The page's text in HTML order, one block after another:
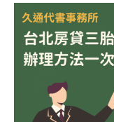
申貸Q&A
久通專欄
時事解析
生活理財